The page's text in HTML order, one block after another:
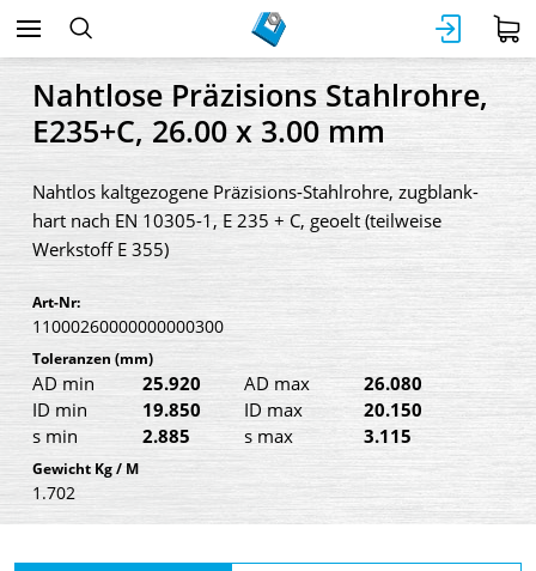
Nahtlose Präzisions Stahlrohre,
E235+C, 26.00 x 3.00 mm
Nahtlos kaltgezogene Präzisions-Stahlrohre, zugblank-
hart nach EN 10305-1, E 235 + C, geoelt (teilweise
Werkstoff E 355)
Art-Nr:
11000260000000000300
Toleranzen (mm)
AD min 25.920 AD max
26.080
ID min
19.850 ID max
20.150
s min
2.885 s max 3.115
Gewicht Kg / M
1.702